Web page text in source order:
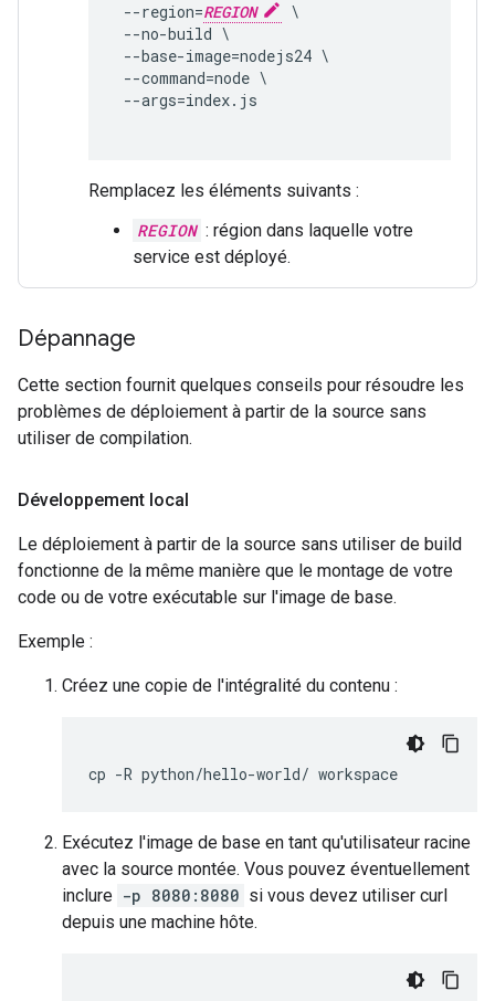
--region=REGION
\
--no-build \
--base-image=nodejs24 \
--command=node \
--args=index.js
Remplacez les éléments suivants :
REGION : région dans laquelle votre
service est déployé.
Dépannage
Cette section fournit quelques conseils pour résoudre les
problèmes de déploiement à partir de la source sans
utiliser de compilation.
Développement local
Le déploiement à partir de la source sans utiliser de build
fonctionne de la même manière que le montage de votre
code ou de votre exécutable sur l'image de base.
Exemple :
Créez une copie de l'intégralité du contenu :
cp -R python/hello-world/ workspace
Exécutez l'image de base en tant qu'utilisateur racine
avec la source montée. Vous pouvez éventuellement
inclure -p 8080:8080 si vous devez utiliser curl
depuis une machine hôte.